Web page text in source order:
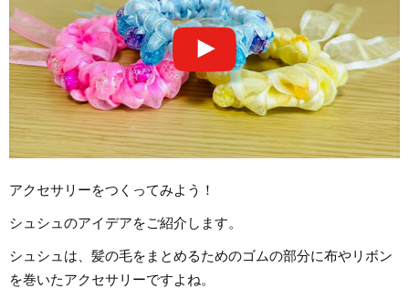
アクセサリーをつくってみよう！
シュシュのアイデアをご紹介します。
シュシュは、髪の毛をまとめるためのゴムの部分に布やリボン
を巻いたアクセサリーですよね。